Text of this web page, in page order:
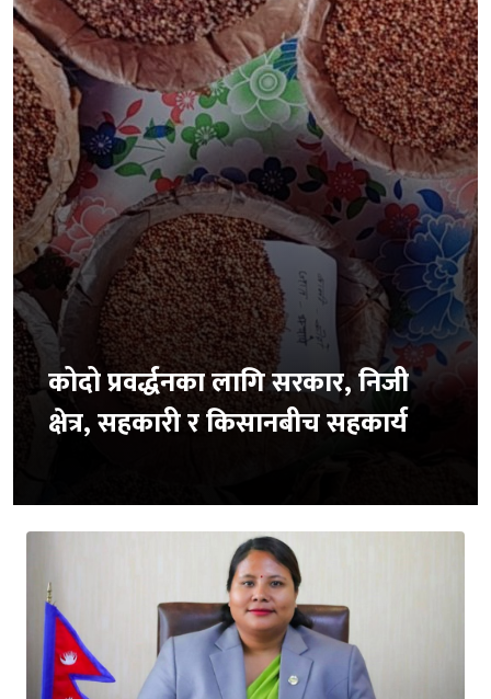
कोदो प्रवर्द्धनका लागि सरकार, निजी
क्षेत्र, सहकारी र किसानबीच सहकार्य